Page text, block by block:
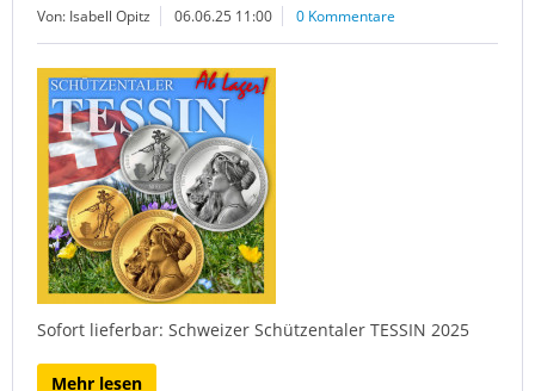
Von: Isabell Opitz 06.06.25 11:00 0 Kommentare
Sofort lieferbar: Schweizer Schützentaler TESSIN 2025
Mehr lesen